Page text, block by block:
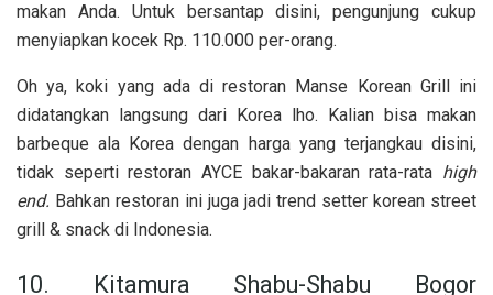
makan Anda. Untuk bersantap disini, pengunjung cukup
menyiapkan kocek Rp. 110.000 per-orang.
Oh ya, koki yang ada di restoran Manse Korean Grill ini
didatangkan langsung dari Korea lho. Kalian bisa makan
barbeque ala Korea dengan harga yang terjangkau disini,
tidak seperti restoran AYCE bakar-bakaran rata-rata high
end. Bahkan restoran ini juga jadi trend setter korean street
grill & snack di Indonesia.
10. Kitamura Shabu-Shabu Bogor